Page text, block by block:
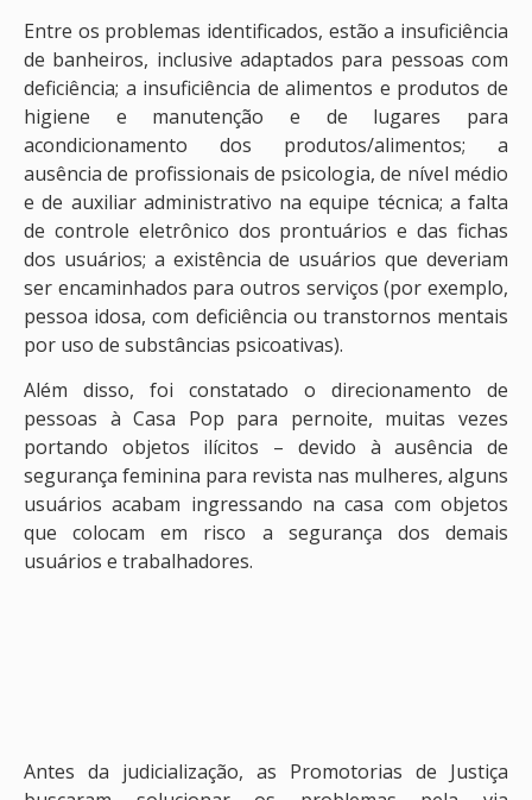
Entre os problemas identificados, estão a insuficiência
de banheiros, inclusive adaptados para pessoas com
deficiência; a insuficiência de alimentos e produtos de
higiene e manutenção e de lugares para
acondicionamento dos produtos/alimentos; a
ausência de profissionais de psicologia, de nível médio
e de auxiliar administrativo na equipe técnica; a falta
de controle eletrônico dos prontuários e das fichas
dos usuários; a existência de usuários que deveriam
ser encaminhados para outros serviços (por exemplo,
pessoa idosa, com deficiência ou transtornos mentais
por uso de substâncias psicoativas).
Além disso, foi constatado o direcionamento de
pessoas à Casa Pop para pernoite, muitas vezes
portando objetos ilícitos – devido à ausência de
segurança feminina para revista nas mulheres, alguns
usuários acabam ingressando na casa com objetos
que colocam em risco a segurança dos demais
usuários e trabalhadores.
Antes da judicialização, as Promotorias de Justiça